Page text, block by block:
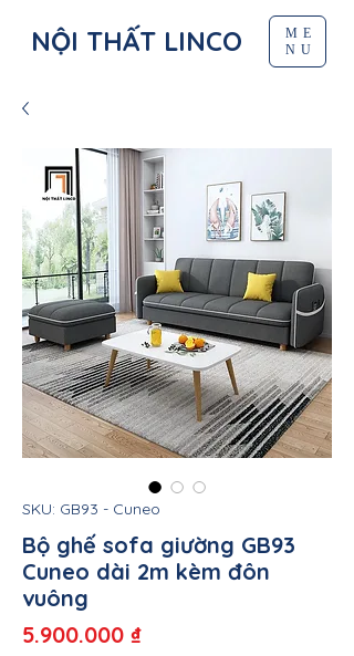
NỘI THẤT LINCO
ME
NU
SKU: GB93 - Cuneo
Bộ ghế sofa giường GB93
Cuneo dài 2m kèm đôn
vuông
5.900.000 ₫Giá